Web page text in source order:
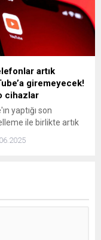
iddiasının tümüyle
ve dezenformasyon
açıkladı.
artık
giremeyecek!
cihazlar
yaptığı son
ile birlikte artık
telefonlar,
uygulamasına giriş